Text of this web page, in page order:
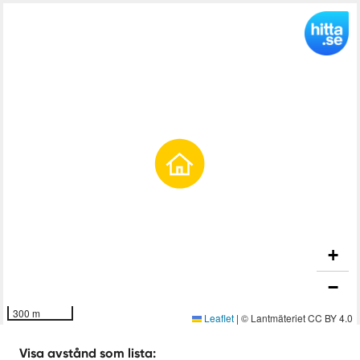
300 m
+
−
Leaflet | © Lantmäteriet CC BY 4.0
Visa avstånd som lista: